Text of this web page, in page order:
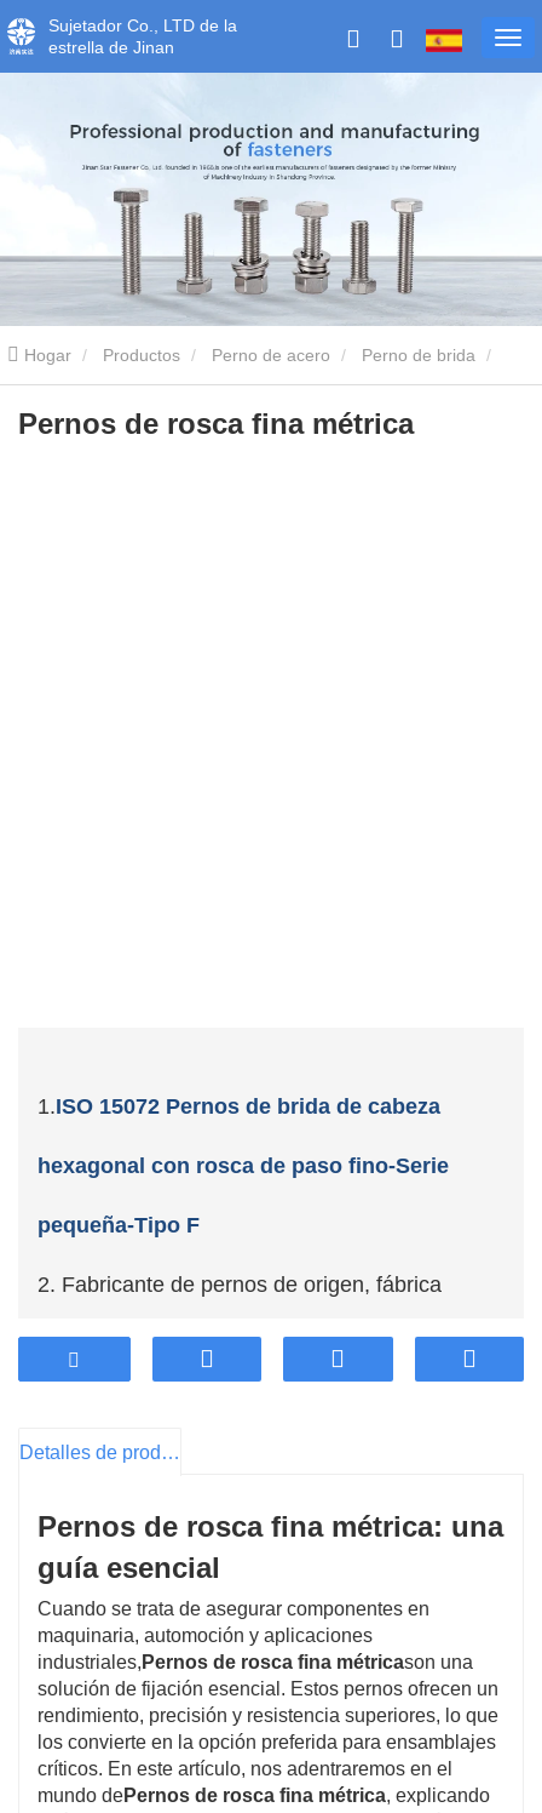
Sujetador Co., LTD de la
estrella de Jinan
Hogar Productos Perno de acero Perno de brida
Pernos de rosca fina métrica
Pernos de rosca fina métrica
1.ISO 15072 Pernos de brida de cabeza
hexagonal con rosca de paso fino-Serie
pequeña-Tipo F
2. Fabricante de pernos de origen, fábrica
propia: con ventaja de precio, eliminando la
3. Adopte el acero engrosado de alta calidad
superior de la industria, alta estabilidad y
durabilidad duradera.
4. Admite la personalización del cliente.
5. Servicio profesional de ventas y postventa,
bienvenido a consultar en cualquier momento.
Detalles de producto
Pernos de rosca fina métrica: una
guía esencial
Cuando se trata de asegurar componentes en
maquinaria, automoción y aplicaciones
industriales, Pernos de rosca fina métricason una
solución de fijación esencial. Estos pernos ofrecen un
rendimiento, precisión y resistencia superiores, lo que
los convierte en la opción preferida para ensamblajes
críticos. En este artículo, nos adentraremos en el
mundo dePernos de rosca fina métrica, explicando